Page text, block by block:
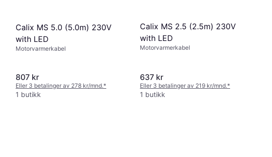
Calix MS 5.0 (5.0m) 230V
with LED
Motorvarmerkabel
807 kr
Eller 3 betalinger av 278 kr/mnd.*
1 butikk
Calix MS 2.5 (2.5m) 230V
with LED
Motorvarmerkabel
637 kr
Eller 3 betalinger av 219 kr/mnd.*
1 butikk